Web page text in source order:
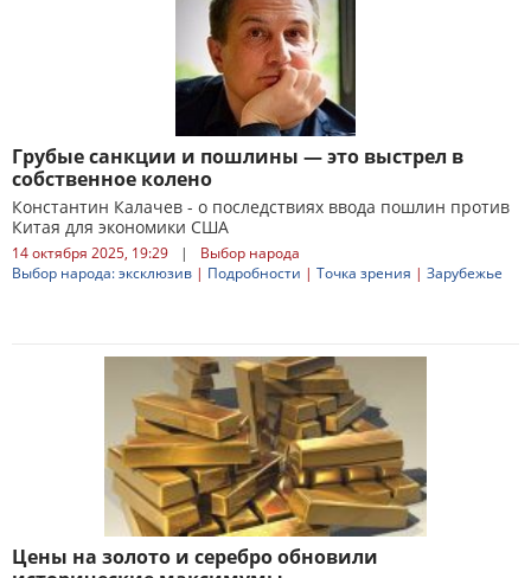
Грубые санкции и пошлины — это выстрел в
собственное колено
Константин Калачев - о последствиях ввода пошлин против
Китая для экономики США
14 октября 2025, 19:29 |
Выбор народа
Выбор народа: эксклюзив | Подробности | Точка зрения | Зарубежье
Цены на золото и серебро обновили